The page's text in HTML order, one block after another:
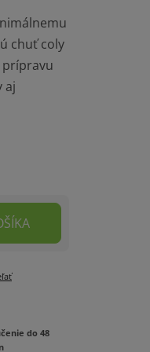
chuť coly
prípravu
aj
do 48